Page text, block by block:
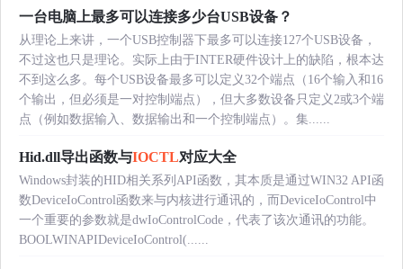
一台电脑上最多可以连接多少台USB设备？
从理论上来讲，一个USB控制器下最多可以连接127个USB设备，
不过这也只是理论。实际上由于INTER硬件设计上的缺陷，根本达
不到这么多。每个USB设备最多可以定义32个端点（16个输入和16
个输出，但必须是一对控制端点），但大多数设备只定义2或3个端
点（例如数据输入、数据输出和一个控制端点）。集......
Hid.dll导出函数与IOCTL对应大全
Windows封装的HID相关系列API函数，其本质是通过WIN32 API函
数DeviceIoControl函数来与内核进行通讯的，而DeviceIoControl中
一个重要的参数就是dwIoControlCode，代表了该次通讯的功能。
BOOLWINAPIDeviceIoControl(......